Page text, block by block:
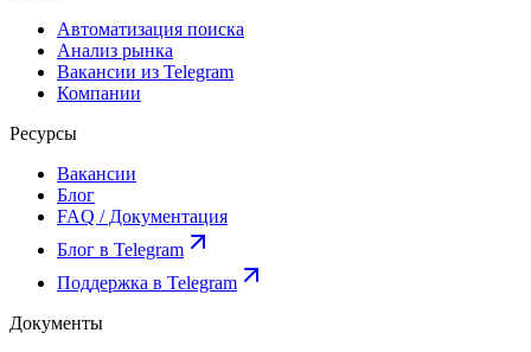
Автоматизация поиска
Анализ рынка
Вакансии из Telegram
Компании
Ресурсы
Вакансии
Блог
FAQ / Документация
Блог в Telegram
Поддержка в Telegram
Документы